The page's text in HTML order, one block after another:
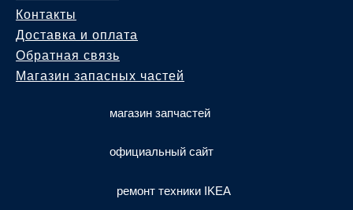
Контакты
Доставка и оплата
Обратная связь
Магазин запасных частей
магазин запчастей
официальный сайт
ремонт техники IKEA